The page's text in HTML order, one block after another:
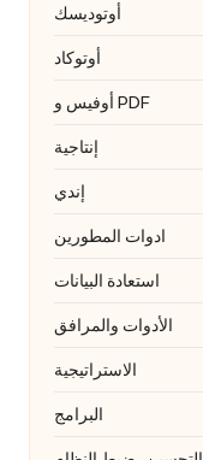
أوتوديسك
أوتوكاد
أوفيس و PDF
إنتاجية
إندي
ادوات المطورين
استعادة البيانات
الأدوات والمرافق
الاستراتيجية
البرامج